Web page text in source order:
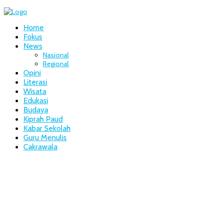
Home
Fokus
News
Nasional
Regional
Opini
Literasi
Wisata
Edukasi
Budaya
Kiprah Paud
Kabar Sekolah
Guru Menulis
Cakrawala